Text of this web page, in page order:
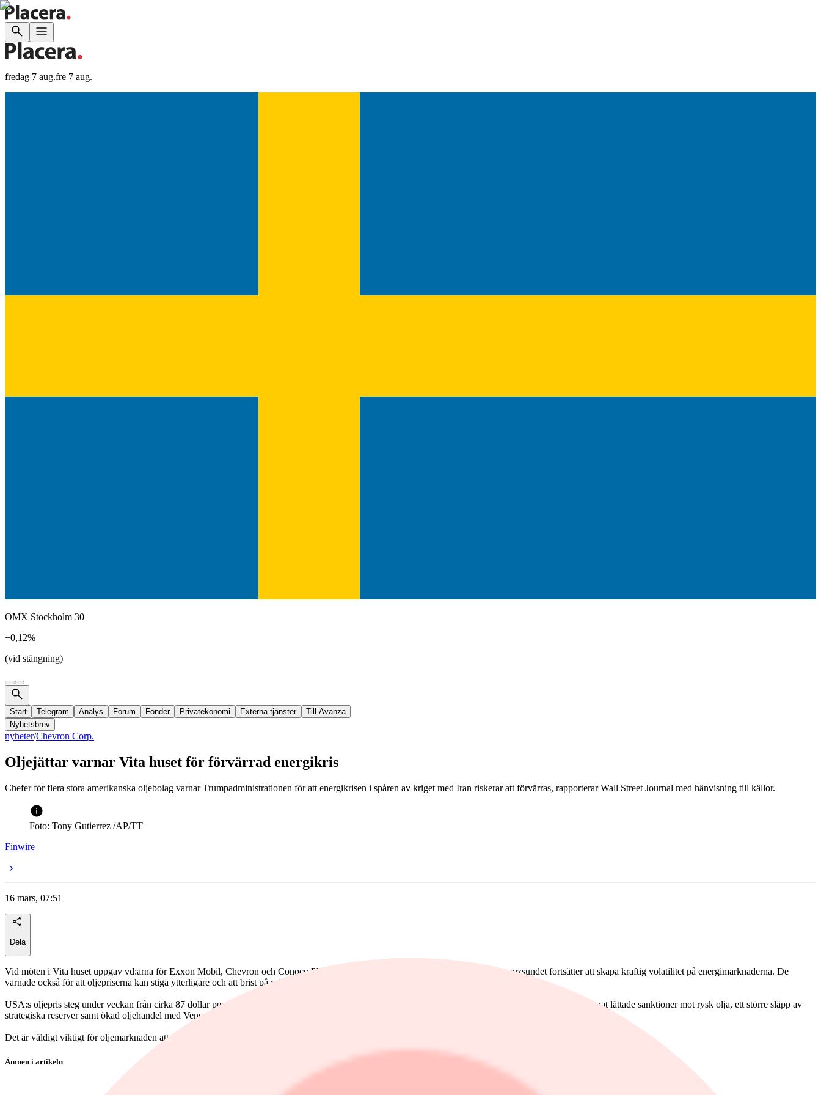
fredag 7 aug.fre 7 aug.
OMX Stockholm 30
−0,12%
(vid stängning)
Start Telegram Analys Forum Fonder Privatekonomi Externa tjänster
Till Avanza
Nyhetsbrev
nyheter/Chevron Corp.
Oljejättar varnar Vita huset för förvärrad energikris
Chefer för flera stora amerikanska oljebolag varnar Trumpadministrationen för att energikrisen i spåren av kriget med Iran riskerar att förvärras, rapporterar Wall Street Journal med hänvisning till källor.
Foto: Tony Gutierrez /AP/TT
Finwire
16 mars, 07:51
Dela
Vid möten i Vita huset uppgav vd:arna för Exxon Mobil, Chevron och Conoco Phillips att störningarna i transporterna genom Hormuzsundet fortsätter att skapa kraftig volatilitet på energimarknaderna. De
varnade också för att oljepriserna kan stiga ytterligare och att brist på raffinerade bränslen kan uppstå.
USA:s oljepris steg under veckan från cirka 87 dollar per fat till 99 dollar. Regeringen överväger samtidigt åtgärder för att dämpa prisuppgången, bland annat lättade sanktioner mot rysk olja, ett större släpp av
strategiska reserver samt ökad oljehandel med Venezuela.
Det är väldigt viktigt för oljemarknaden att fartyg kan passera genom Hormuzsundet då en stor del av världens olja kommer från Persiska viken.
Ämnen i artikeln